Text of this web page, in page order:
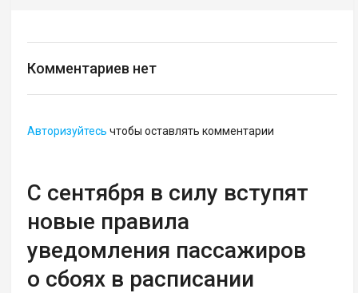
Комментариев нет
Авторизуйтесь чтобы оставлять комментарии
С сентября в силу вступят
новые правила
уведомления пассажиров
о сбоях в расписании